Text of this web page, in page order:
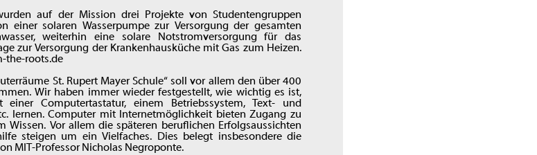
auf der Mission drei Projekte von Studentengruppen
einer solaren Wasserpumpe zur Versorgung der gesamten
weiterhin eine solare Notstromversorgung für das
zur Versorgung der Krankenhausküche mit Gas zum Heizen.
the-roots.de
St. Rupert Mayer Schule“ soll vor allem den über 400
Wir haben immer wieder festgestellt, wie wichtig es ist,
Computertastatur, einem Betriebssystem, Text- und
lernen. Computer mit Internetmöglichkeit bieten Zugang zu
Wissen. Vor allem die späteren beruflichen Erfolgsaussichten
steigen um ein Vielfaches. Dies belegt insbesondere die
MIT-Professor Nicholas Negroponte.